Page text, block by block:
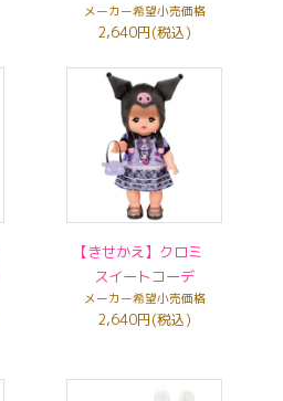
メーカー希望小売価格
2,640円(税込)
【きせかえ】クロミ
スイートコーデ
メーカー希望小売価格
2,640円(税込)